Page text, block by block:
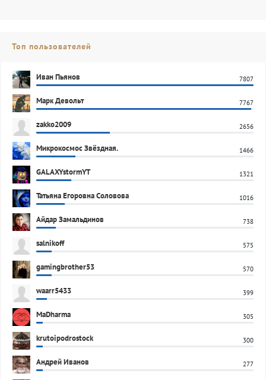
Топ пользователей
Иван Пьянов 7807
Марк Девольт 7767
zakko2009 2656
Микрокосмос Звёздная. 1466
GALAXYstormYT 1321
Татьяна Егоровна Соловова 1016
Айдар Замальдинов 738
salnikoff 575
gamingbrother53 570
waarr5433 399
MaDharma 305
krutoipodrostock 300
Андрей Иванов 277